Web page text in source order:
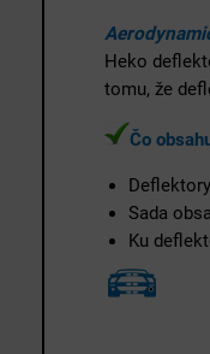
Heko
tomu, že
Čo
Sada
Ku